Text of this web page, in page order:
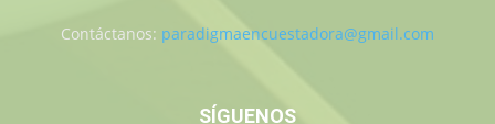
Contáctanos: paradigmaencuestadora@gmail.com
SÍGUENOS